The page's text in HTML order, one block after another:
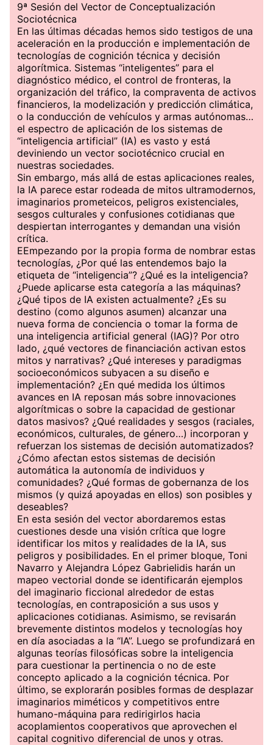
9ª Sesión del Vector de Conceptualización
Sociotécnica
En las últimas décadas hemos sido testigos de una
aceleración en la producción e implementación de
tecnologías de cognición técnica y decisión
algorítmica. Sistemas “inteligentes” para el
diagnóstico médico, el control de fronteras, la
organización del tráfico, la compraventa de activos
financieros, la modelización y predicción climática,
o la conducción de vehículos y armas autónomas…
el espectro de aplicación de los sistemas de
“inteligencia artificial” (IA) es vasto y está
deviniendo un vector sociotécnico crucial en
nuestras sociedades.
Sin embargo, más allá de estas aplicaciones reales,
la IA parece estar rodeada de mitos ultramodernos,
imaginarios prometeicos, peligros existenciales,
sesgos culturales y confusiones cotidianas que
despiertan interrogantes y demandan una visión
crítica.
EEmpezando por la propia forma de nombrar estas
tecnologías, ¿Por qué las entendemos bajo la
etiqueta de “inteligencia”? ¿Qué es la inteligencia?
¿Puede aplicarse esta categoría a las máquinas?
¿Qué tipos de IA existen actualmente? ¿Es su
destino (como algunos asumen) alcanzar una
nueva forma de conciencia o tomar la forma de
una inteligencia artificial general (IAG)? Por otro
lado, ¿qué vectores de financiación activan estos
mitos y narrativas? ¿Qué intereses y paradigmas
socioeconómicos subyacen a su diseño e
implementación? ¿En qué medida los últimos
avances en IA reposan más sobre innovaciones
algorítmicas o sobre la capacidad de gestionar
datos masivos? ¿Qué realidades y sesgos (raciales,
económicos, culturales, de género…) incorporan y
refuerzan los sistemas de decisión automatizados?
¿Cómo afectan estos sistemas de decisión
automática la autonomía de individuos y
comunidades? ¿Qué formas de gobernanza de los
mismos (y quizá apoyadas en ellos) son posibles y
deseables?
En esta sesión del vector abordaremos estas
cuestiones desde una visión crítica que logre
identificar los mitos y realidades de la IA, sus
peligros y posibilidades. En el primer bloque, Toni
Navarro y Alejandra López Gabrielidis harán un
mapeo vectorial donde se identificarán ejemplos
del imaginario ficcional alrededor de estas
tecnologías, en contraposición a sus usos y
aplicaciones cotidianas. Asimismo, se revisarán
brevemente distintos modelos y tecnologías hoy
en día asociadas a la “IA”. Luego se profundizará en
algunas teorías filosóficas sobre la inteligencia
para cuestionar la pertinencia o no de este
concepto aplicado a la cognición técnica. Por
último, se explorarán posibles formas de desplazar
imaginarios miméticos y competitivos entre
humano-máquina para redirigirlos hacia
acoplamientos cooperativos que aprovechen el
capital cognitivo diferencial de unos y otras.